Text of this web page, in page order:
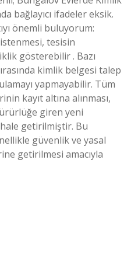
bağlayıcı ifadeler eksik.
önemli buluyorum:
tesisin
gösterebilir . Bazı
kimlik belgesi talep
yapmayabilir. Tüm
kayıt altına alınması,
giren yeni
getirilmiştir. Bu
güvenlik ve yasal
getirilmesi amacıyla